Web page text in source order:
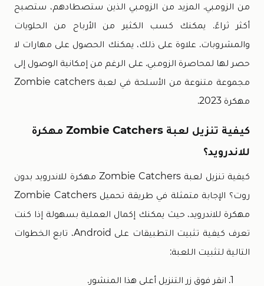
من الزومبي. المزيد من الزومبي الذين ستصطادهم، ستصبح
أكثر ثراءً. يمكنك كسب الكثير من الأرباح من الحلويات
والمشروبات. علاوة على ذلك، يمكنك الحصول على مهارات لا
حصر لها لمحاصرة الزومبي. على الرغم من إمكانية الوصول إلى
مجموعة متنوعة من الأسلحة في لعبة Zombie catchers
مهكرة 2023.
كيفية تنزيل لعبة Zombie Catchers
مهكرة
للاندرويد؟
كيفية تنزيل لعبة Zombie Catchers مهكرة للاندرويد بدون
روت؟ الإجابة متمثلة في طريقة تحميل Zombie Catchers
مهكرة للاندرويد، حيث يمكنك إكمال العملية بسهولة إذا كنت
تعرف كيفية تثبيت التطبيقات على Android، تابع الخطوات
التالية لتثبيت اللعبة:
انقر فوق زر التنزيل أعلى هذا المنشور.